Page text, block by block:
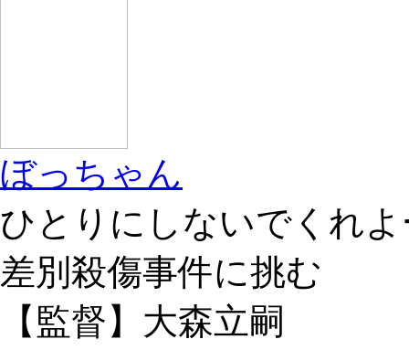
ぼっちゃん
ひとりにしないでくれ
差別殺傷事件に挑む
【監督】大森立嗣